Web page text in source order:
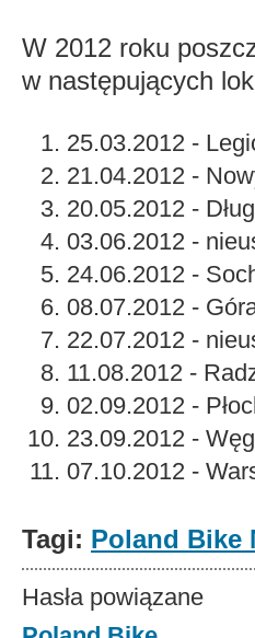
W 2012 roku
w następujących
25.03.2012 -
21.04.2012 -
20.05.2012 -
03.06.2012 -
24.06.2012 -
08.07.2012 -
22.07.2012 -
11.08.2012 -
02.09.2012 -
23.09.2012 -
07.10.2012 -
Tagi: Poland Bike
Hasła powiązane